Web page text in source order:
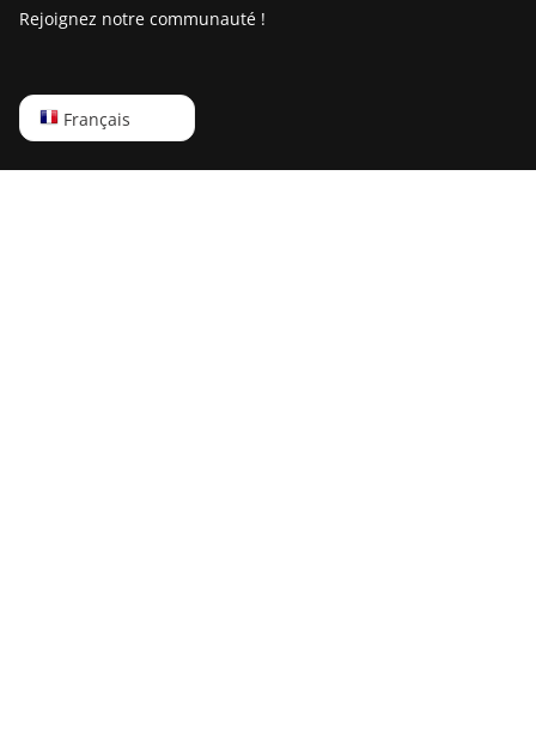
Rejoignez notre communauté !
Français
English